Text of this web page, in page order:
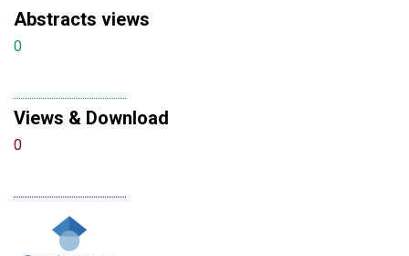
Abstracts views
0
Views & Download
0